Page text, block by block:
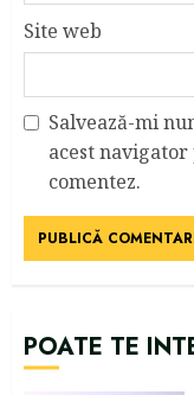
Site web
Salvează-mi
acest
comentez.
POATE TE